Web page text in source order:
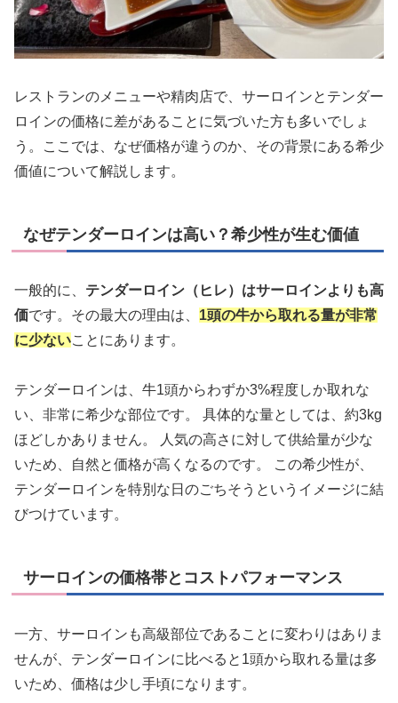
レストランのメニューや精肉店で、サーロインとテンダー
ロインの価格に差があることに気づいた方も多いでしょ
う。ここでは、なぜ価格が違うのか、その背景にある希少
価値について解説します。
なぜテンダーロインは高い？希少性が生む価値
一般的に、 テンダーロイン（ヒレ）はサーロインよりも高
価です。その最大の理由は、 1頭の牛から取れる量が非常
に少ないことにあります。
テンダーロインは、牛1頭からわずか3%程度しか取れな
い、非常に希少な部位です。 具体的な量としては、約3kg
ほどしかありません。 人気の高さに対して供給量が少な
いため、自然と価格が高くなるのです。 この希少性が、
テンダーロインを特別な日のごちそうというイメージに結
びつけています。
サーロインの価格帯とコストパフォーマンス
一方、サーロインも高級部位であることに変わりはありま
せんが、テンダーロインに比べると1頭から取れる量は多
いため、価格は少し手頃になります。